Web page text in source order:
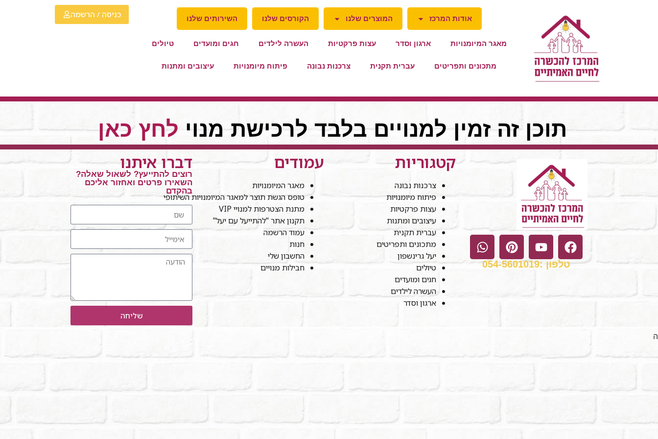
אודות המרכז המוצרים שלנו הקורסים שלנו השירותים שלנו
מאגר המיומנויות ארגון וסדר עצות פרקטיות העשרה לילדים חגים ומועדים טיולים
מתכונים ותפריטים עברית תקנית צרכנות נבונה פיתוח מיומנויות עיצובים ומתנות
כניסה / הרשמה
תוכן זה זמין למנויים בלבד לרכישת מנוי לחץ כאן
טלפון :054-5601019
קטגוריות
צרכנות נבונה
פיתוח מיומנויות
עצות פרקטיות
עיצובים ומתנות
עברית תקנית
מתכונים ותפריטים
יעל גרינשפון
טיולים
חגים ומועדים
העשרה לילדים
ארגון וסדר
עמודים
מאגר המיומנויות
טופס הגשת תוצר למאגר המיומנויות השיתופי
מתנת הצטרפות למנויי VIP
תקנון אתר "להתייעל עם יעל"
עמוד הרשמה
חנות
החשבון שלי
חבילות מנויים
דברו איתנו
רוצים להתייעץ? לשאול שאלה?
השאירו פרטים ואחזור אליכם
בהקדם
שליחה
ה